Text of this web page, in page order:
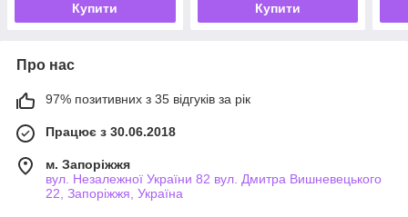
Купити Купити
Про нас
97% позитивних з 35 відгуків за рік
Працює з 30.06.2018
м. Запоріжжя
вул. Незалежної України 82 вул. Дмитра Вишневецького
22, Запоріжжя, Україна